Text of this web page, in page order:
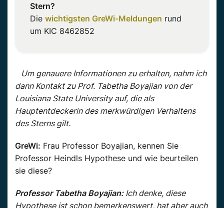
Stern?
Die wichtigsten GreWi-Meldungen rund
um KIC 8462852
Um genauere Informationen zu erhalten, nahm ich
dann Kontakt zu Prof. Tabetha Boyajian von der
Louisiana State University auf, die als
Hauptentdeckerin des merkwürdigen Verhaltens
des Sterns gilt.
GreWi: Frau Professor Boyajian, kennen Sie
Professor Heindls Hypothese und wie beurteilen
sie diese?
Professor Tabetha Boyajian:Ich denke, diese
Hypothese ist schon bemerkenswert, hat aber auch